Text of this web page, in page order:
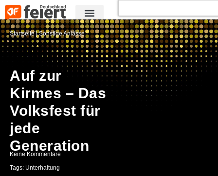
Startseite|Sonstige Anlässe
Auf zur
Kirmes – Das
Volksfest für
jede
Generation
Keine Kommentare
Tags: Unterhaltung